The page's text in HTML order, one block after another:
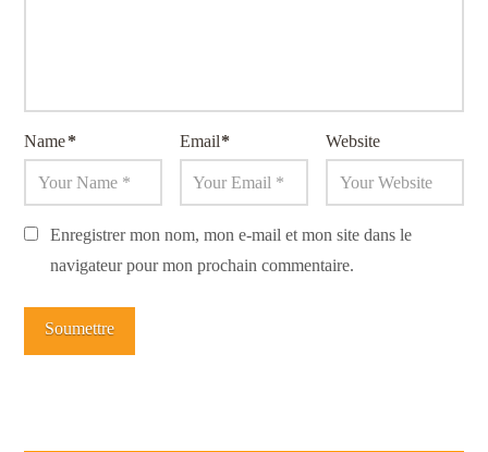
Name* Email* Website
Enregistrer mon nom, mon e-mail et mon site dans le
navigateur pour mon prochain commentaire.